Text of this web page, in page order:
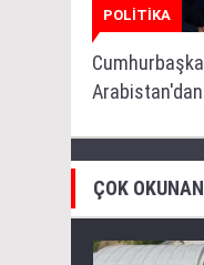
POLİTİKA
Arabistan'dan
ÇOK